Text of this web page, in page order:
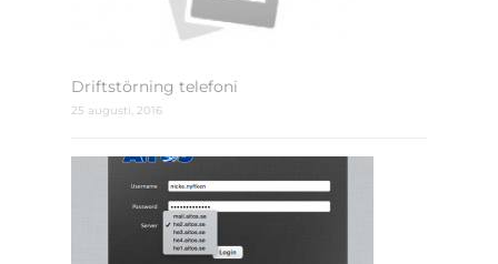
Driftstörning telefoni
25 augusti, 2016